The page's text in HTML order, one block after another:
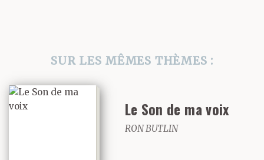
SUR LES MÊMES THÈMES :
Le Son de ma voix
RON BUTLIN